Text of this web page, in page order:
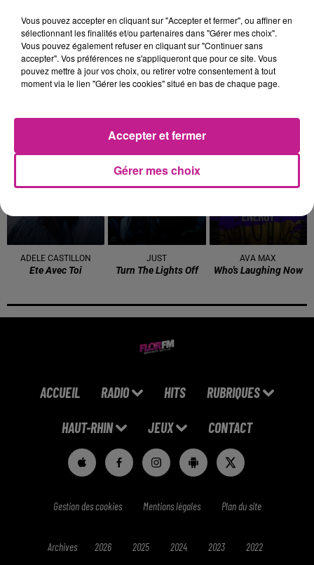
12h57
12h57 12h54
12h54
Dance No More
12h50
12h50
ADELE CASTILLON
Ete Avec Toi
12h36
12h36
JUST
Turn The Lights Off
AVA MAX
Who's Laughing Now
ACCUEIL RADIO HITS RUBRIQUES
HAUT-RHIN JEUX CONTACT
Gestion des cookies Mentions légales Plan du site
Archives 2026 2025 2024 2023 2022
Vous pouvez accepter en cliquant sur "Accepter et fermer", ou affiner en
sélectionnant les finalités et/ou partenaires dans "Gérer mes choix".
Vous pouvez également refuser en cliquant sur "Continuer sans
accepter". Vos préférences ne s'appliqueront que pour ce site. Vous
pouvez mettre à jour vos choix, ou retirer votre consentement à tout
moment via le lien "Gérer les cookies" situé en bas de chaque page.
Gérer mes choix
Accepter et fermer